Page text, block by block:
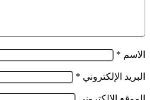
الاسم *
البريد الإلكتروني *